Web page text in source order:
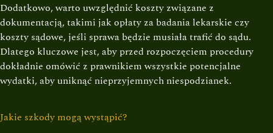
Dodatkowo, warto uwzględnić koszty związane z
dokumentacją, takimi jak opłaty za badania lekarskie czy
koszty sądowe, jeśli sprawa będzie musiała trafić do sądu.
Dlatego kluczowe jest, aby przed rozpoczęciem procedury
dokładnie omówić z prawnikiem wszystkie potencjalne
wydatki, aby uniknąć nieprzyjemnych niespodzianek.
Jakie szkody mogą wystąpić?